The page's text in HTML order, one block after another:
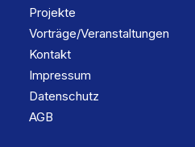
Projekte
Vorträge/Veranstaltungen
Kontakt
Impressum
Datenschutz
AGB